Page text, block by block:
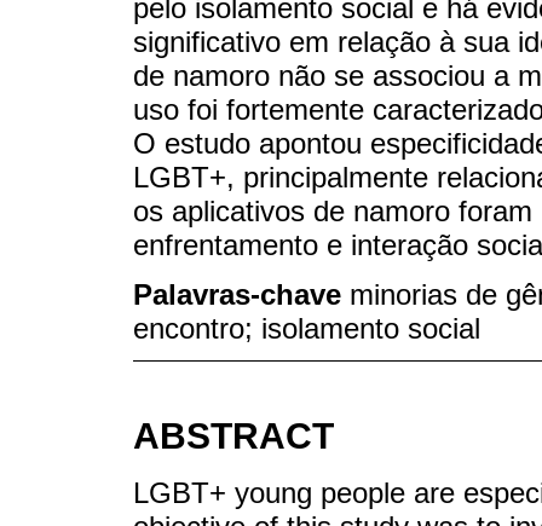
pelo isolamento social e há
significativo em relação à sua
de namoro não se associou a
uso foi fortemente
O estudo apontou
LGBT+, principalmente
os aplicativos de namoro
enfrentamento e interação
Palavras-chave minorias de
encontro; isolamento social
ABSTRACT
LGBT+ young people are